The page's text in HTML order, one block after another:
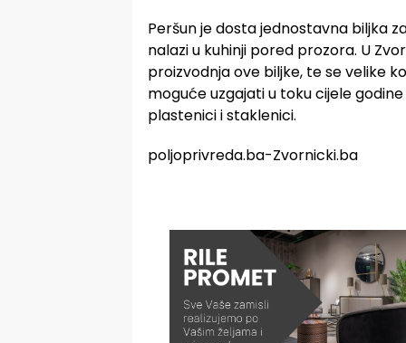
Peršun je dosta jednostavna biljka
nalazi u kuhinji pored prozora. U
proizvodnja ove biljke, te se velike
moguće uzgajati u toku cijele
plastenici i staklenici.
poljoprivreda.ba-Zvornicki.ba